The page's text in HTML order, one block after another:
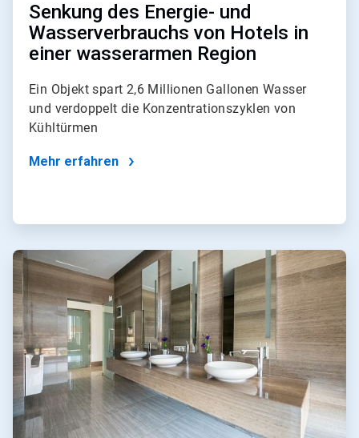
Senkung des Energie- und
Wasserverbrauchs von Hotels in
einer wasserarmen Region
Ein Objekt spart 2,6 Millionen Gallonen Wasser
und verdoppelt die Konzentrationszyklen von
Kühltürmen
Mehr erfahren
ArticleTile
4
von